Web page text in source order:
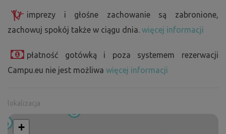
imprezy i głośne zachowanie są zabronione,
zachowuj spokój także w ciągu dnia. więcej informacji
płatność gotówką i poza systemem rezerwacji
Campu.eu nie jest możliwa więcej informacji
lokalizacja
+